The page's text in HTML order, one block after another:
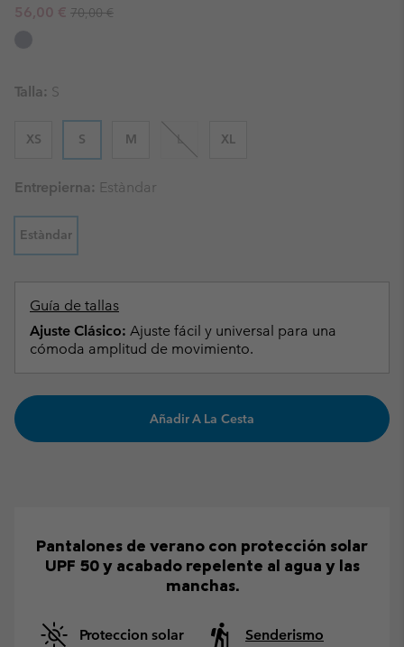
Sale price:
56,00 € Regular price:
70,00 €
Talla: S
XS S M L XL
Entrepierna: Estàndar
Estàndar
Guía de tallas
Ajuste Clásico: Ajuste fácil y universal para una
cómoda amplitud de movimiento.
Añadir A La Cesta
Pantalones de verano con protección solar
UPF 50 y acabado repelente al agua y las
manchas.
Proteccion solar Senderismo